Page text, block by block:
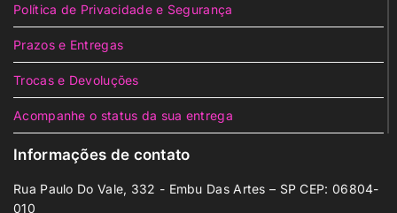
Política de Privacidade e Segurança
Prazos e Entregas
Trocas e Devoluções
Acompanhe o status da sua entrega
Informações de contato
Rua Paulo Do Vale, 332 - Embu Das Artes – SP CEP: 06804-
010